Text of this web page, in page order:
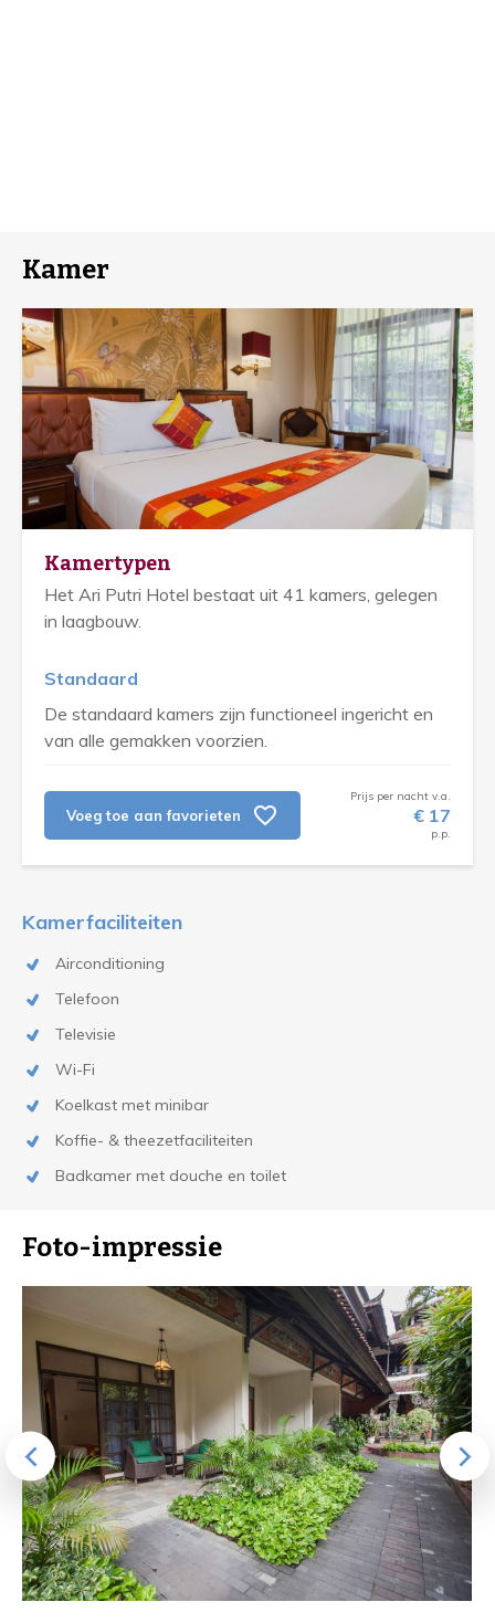
Kamer
Kamertypen
Het Ari Putri Hotel bestaat uit 41 kamers, gelegen
in laagbouw.
Standaard
De standaard kamers zijn functioneel ingericht en
van alle gemakken voorzien.
Voeg toe aan favorieten
Prijs per nacht v.a.
€ 17
p.p.
Kamerfaciliteiten
Airconditioning
Telefoon
Televisie
Wi-Fi
Koelkast met minibar
Koffie- & theezetfaciliteiten
Badkamer met douche en toilet
Foto-impressie